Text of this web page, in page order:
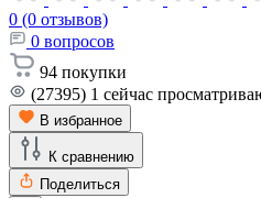
0 (0 отзывов)
0 вопросов
94 покупки
(27395) 1 сейчас
В избранное
К сравнению
Поделиться